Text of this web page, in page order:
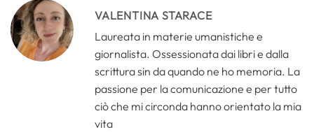
VALENTINA STARACE
Laureata in materie umanistiche e
giornalista. Ossessionata dai libri e dalla
scrittura sin da quando ne ho memoria. La
passione per la comunicazione e per tutto
ciò che mi circonda hanno orientato la mia
vita